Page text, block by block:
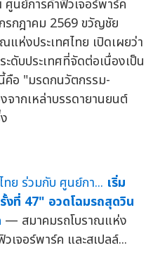
นย์การค้าฟิวเจอร์พาร์ค
รกฎาคม 2569 ขวัญชัย
ห่งประเทศไทย เปิดเผยว่า
ดับประเทศที่จัดต่อเนื่องเป็น
คือ "มรดกนวัตกรรม-
ากเหล่าบรรดายานยนต์
เริ่ม
งที่ 47" อวดโฉมรถสุดวิน
— สมาคมรถโบราณแห่ง
เจอร์พาร์ค และสเปลล์...